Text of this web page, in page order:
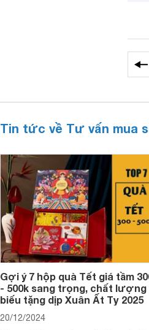
Tin tức về Tư vấn mua
Gợi ý 7 hộp quà Tết giá tầm
- 500k sang trọng, chất lượng
biếu tặng dịp Xuân Ất Tỵ 2025
20/12/2024